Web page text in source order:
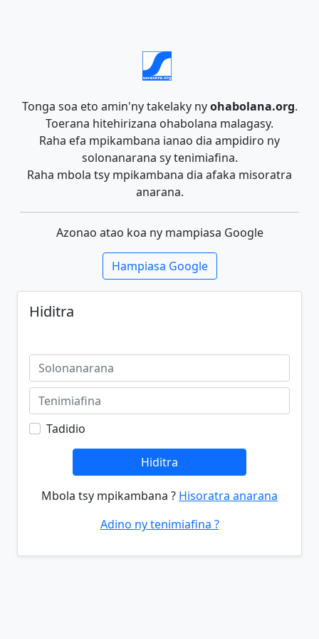
Tonga soa eto amin'ny takelaky nyohabolana.org.
Toerana hitehirizana ohabolana malagasy.
Raha efa mpikambana ianao dia ampidiro ny
solonanarana sy tenimiafina.
Raha mbola tsy mpikambana dia afaka misoratra
anarana.
Azonao atao koa ny mampiasa Google
Hampiasa Google
Hiditra
Tadidio
Hiditra
Mbola tsy mpikambana ? Hisoratra anarana
Adino ny tenimiafina ?